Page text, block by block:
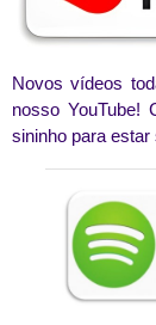
Novos vídeos
nosso YouTube!
sininho para